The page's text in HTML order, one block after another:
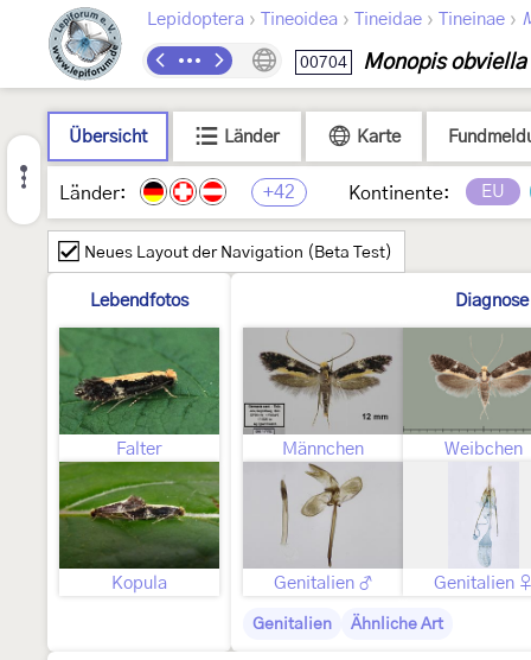
Lepidoptera › Tineoidea › Tineidae › Tineinae ›
00704 Monopis obviella
Übersicht Länder Karte
Länder: +42 Kontinente: EU
Neues Layout der Navigation (Beta Test)
Lebendfotos
Falter
Kopula
Diagnose
Männchen Weibchen
Genitalien ♂ Genitalien ♀
Genitalien Ähnliche Art